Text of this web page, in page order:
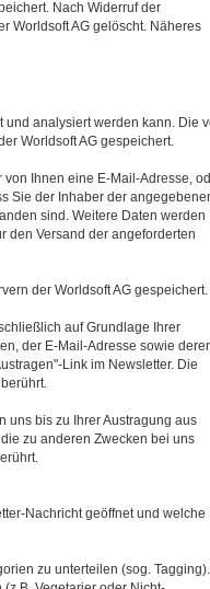
Nach Widerruf der
Worldsoft AG gelöscht. Näheres
und analysiert werden kann. Die
Worldsoft AG gespeichert.
Ihnen eine E-Mail-Adresse,
Sie der Inhaber der
sind. Weitere Daten werden
den Versand der angeforderten
der Worldsoft AG gespeichert.
auf Grundlage Ihrer
der E-Mail-Adresse sowie
Link im Newsletter. Die
uns bis zu Ihrer Austragung aus
zu anderen Zwecken bei uns
Nachricht geöffnet und welche
zu unterteilen (sog. Tagging).